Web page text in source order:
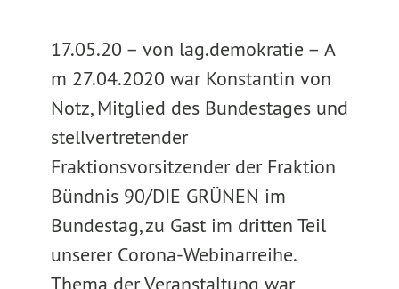
17.05.20 – von lag.demokratie – A
m 27.04.2020 war Konstantin von
Notz, Mitglied des Bundestages und
stellvertretender
Fraktionsvorsitzender der Fraktion
Bündnis 90/DIE GRÜNEN im
Bundestag, zu Gast im dritten Teil
unserer Corona-Webinarreihe.
Thema der Veranstaltung war